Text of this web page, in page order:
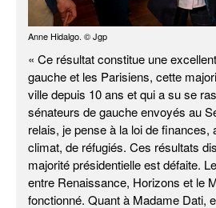
Anne Hidalgo. © Jgp
« Ce résultat constitue une
gauche et les Parisiens, cette
ville depuis 10 ans et qui a su se
sénateurs de gauche envoyés au
relais, je pense à la loi de finances,
climat, de réfugiés. Ces résultats
majorité présidentielle est défaite.
entre Renaissance, Horizons et le
fonctionné. Quant à Madame Dati,